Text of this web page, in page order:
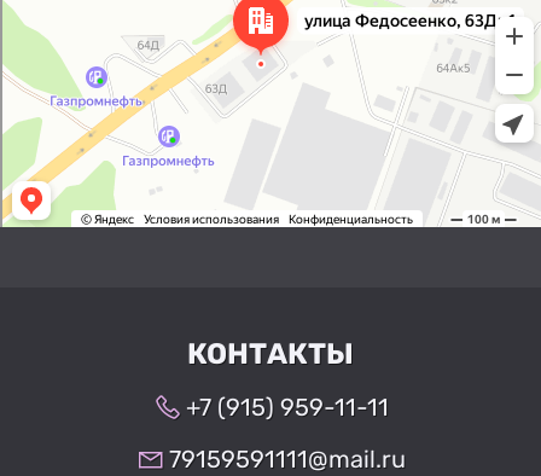
КОНТАКТЫ
+7 (915) 959-11-11
79159591111@mail.ru